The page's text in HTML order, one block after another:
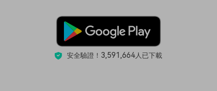
安全驗證！ 3,591,664人已下載